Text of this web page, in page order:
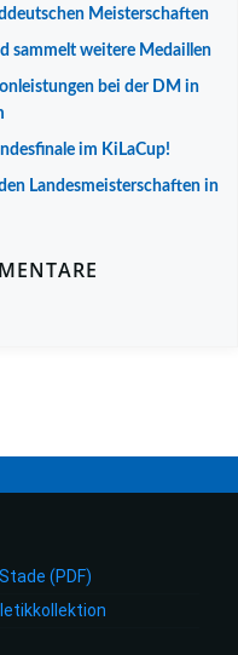
Meisterschaften
sammelt weitere Medaillen
bei der DM in
im KiLaCup!
Landesmeisterschaften in
(PDF)